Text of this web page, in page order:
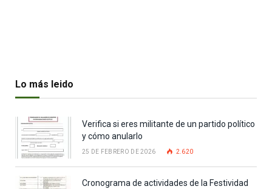
Lo más leido
Verifica si eres militante de un partido político
y cómo anularlo
25 DE FEBRERO DE 2026 2.620
Cronograma de actividades de la Festividad